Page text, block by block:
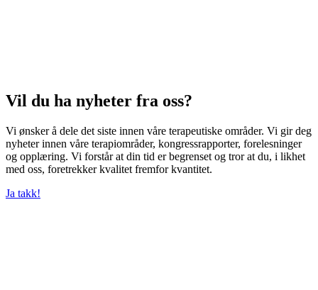
Vil du ha nyheter fra oss?
Vi ønsker å dele det siste innen våre terapeutiske områder. Vi gir deg
nyheter innen våre terapiområder, kongressrapporter, forelesninger
og opplæring. Vi forstår at din tid er begrenset og tror at du, i likhet
med oss, foretrekker kvalitet fremfor kvantitet.
Ja takk!